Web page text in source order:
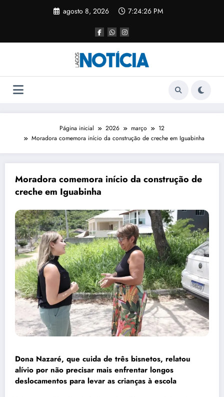
agosto 8, 2026 7:24:27 PM
Página inicial 2026 março
12
Moradora comemora início da construção de creche em Iguabinha
Moradora comemora início da construção de
creche em Iguabinha
Dona Nazaré, que cuida de três bisnetos, relatou
alívio por não precisar mais enfrentar longos
deslocamentos para levar as crianças à escola